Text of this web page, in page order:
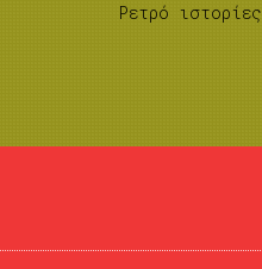
Ρετρό ιστορίες